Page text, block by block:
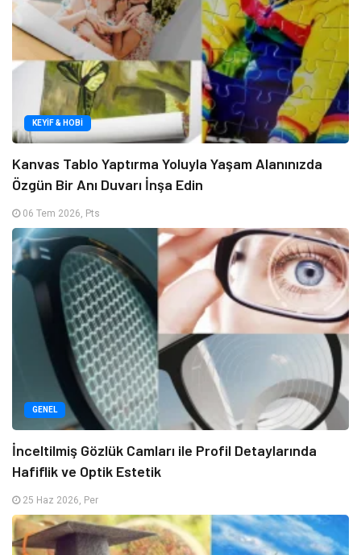
KEYIF & HOBI
Kanvas Tablo Yaptırma Yoluyla Yaşam Alanınızda
Özgün Bir Anı Duvarı İnşa Edin
06 Tem 2026, Pts
GENEL
İnceltilmiş Gözlük Camları ile Profil Detaylarında
Hafiflik ve Optik Estetik
25 Haz 2026, Per